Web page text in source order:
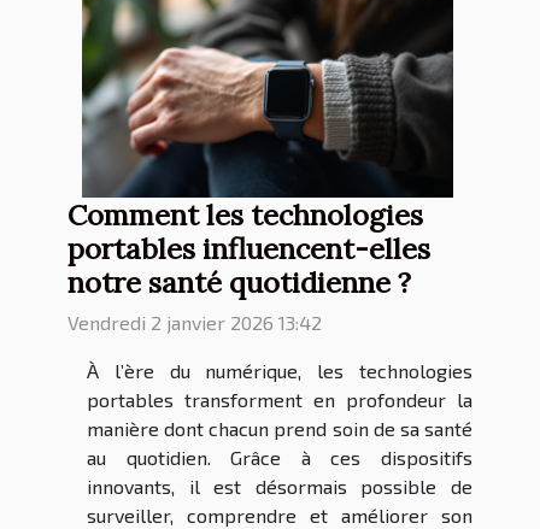
Comment les technologies
portables influencent-elles
notre santé quotidienne ?
Vendredi 2 janvier 2026 13:42
À l’ère du numérique, les technologies
portables transforment en profondeur la
manière dont chacun prend soin de sa santé
au quotidien. Grâce à ces dispositifs
innovants, il est désormais possible de
surveiller, comprendre et améliorer son